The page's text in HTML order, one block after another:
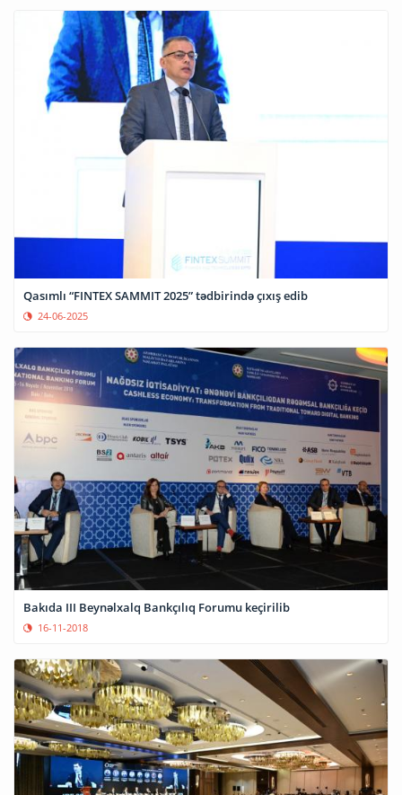
Qasımlı “FINTEX SAMMIT 2025” tədbirində çıxış edib
24-06-2025
Bakıda III Beynəlxalq Bankçılıq Forumu keçirilib
16-11-2018